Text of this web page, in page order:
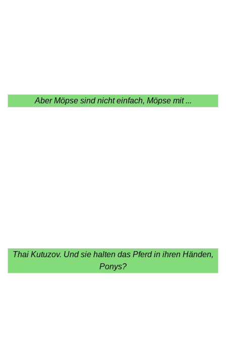
Aber Möpse sind nicht einfach, Möpse mit ...
Thai Kutuzov. Und sie halten das Pferd in ihren Händen,
Ponys?